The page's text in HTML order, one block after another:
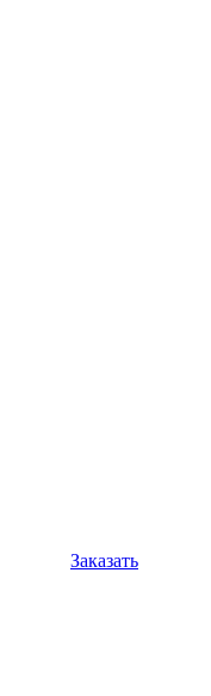
Заказать